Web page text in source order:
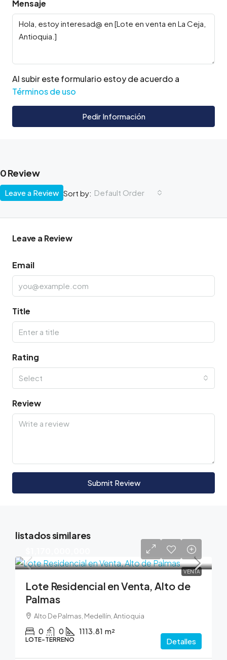
Mensaje
Al subir este formulario estoy de acuerdo a
Términos de uso
Pedir Información
0 Review
Sort by: Default Order
Leave a Review
Leave a Review
Email
Title
Rating
Select
Review
Submit Review
listados similares
VENTA
Lote Residencial en Venta, Alto de
Palmas
Alto De Palmas, Medellín, Antioquia
0 0 1113.81 m²
LOTE-TERRENO Detalles